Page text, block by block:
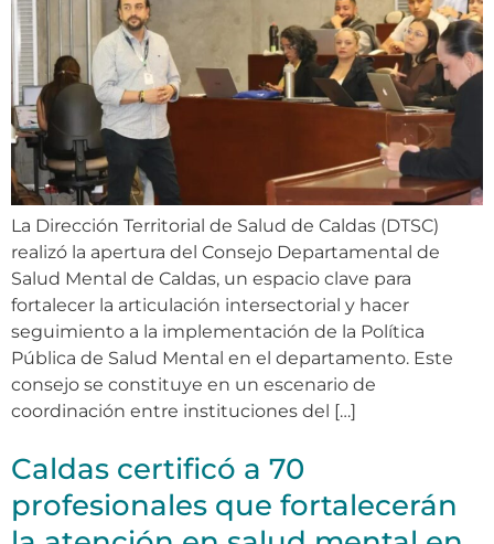
La Dirección Territorial de Salud de Caldas (DTSC)
realizó la apertura del Consejo Departamental de
Salud Mental de Caldas, un espacio clave para
fortalecer la articulación intersectorial y hacer
seguimiento a la implementación de la Política
Pública de Salud Mental en el departamento. Este
consejo se constituye en un escenario de
coordinación entre instituciones del […]
Caldas certificó a 70
profesionales que fortalecerán